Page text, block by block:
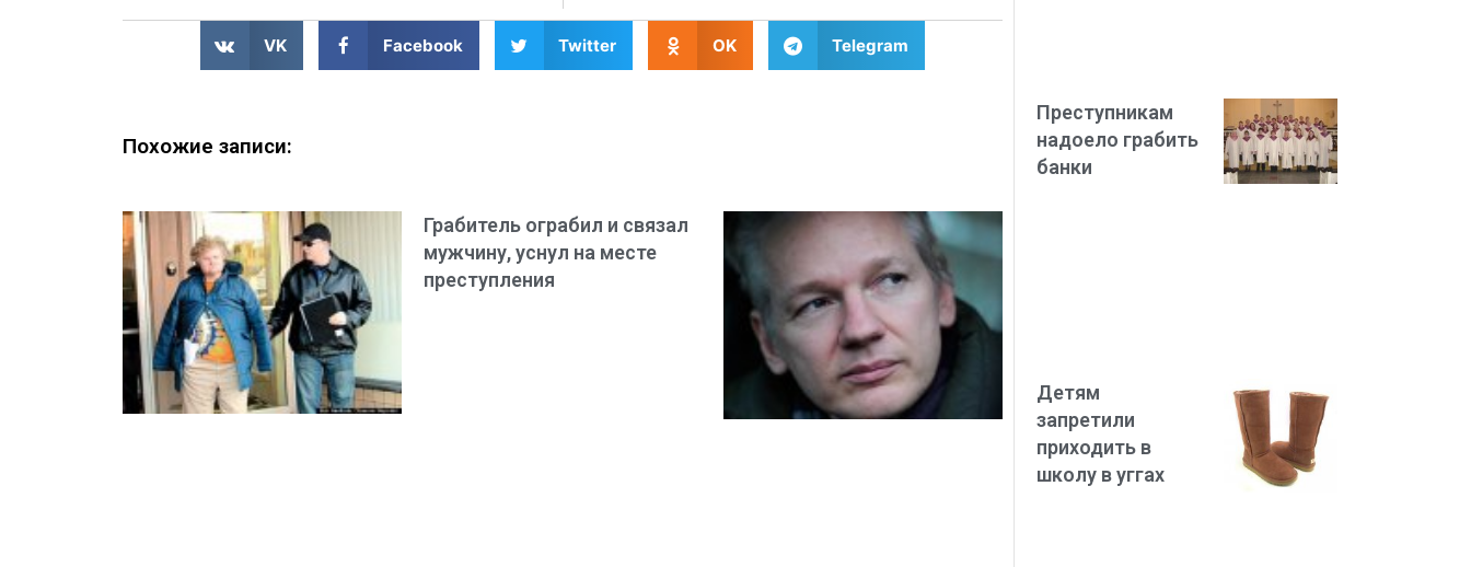
VK Facebook Twitter OK Telegram
Похожие записи:
Грабитель ограбил и связал
мужчину, уснул на месте
преступления
Преступникам
надоело грабить
банки
Детям
запретили
приходить в
школу в уггах